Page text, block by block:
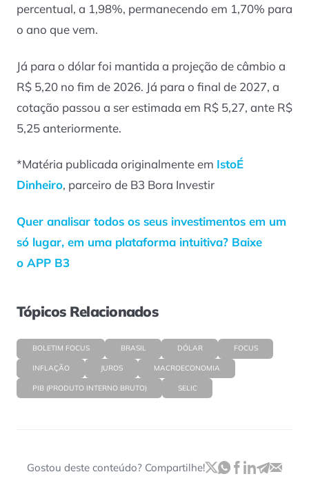
percentual, a 1,98%, permanecendo em 1,70% para
o ano que vem.
Já para o dólar foi mantida a projeção de câmbio a
R$ 5,20 no fim de 2026. Já para o final de 2027, a
cotação passou a ser estimada em R$ 5,27, ante R$
5,25 anteriormente.
*Matéria publicada originalmente em IstoÉ
Dinheiro, parceiro de B3 Bora Investir
Quer analisar todos os seus investimentos em um
só lugar, em uma plataforma intuitiva? Baixe
o APP B3
Tópicos Relacionados
BOLETIM FOCUS BRASIL DÓLAR FOCUS
INFLAÇÃO JUROS MACROECONOMIA
PIB (PRODUTO INTERNO BRUTO) SELIC
Gostou deste conteúdo? Compartilhe!